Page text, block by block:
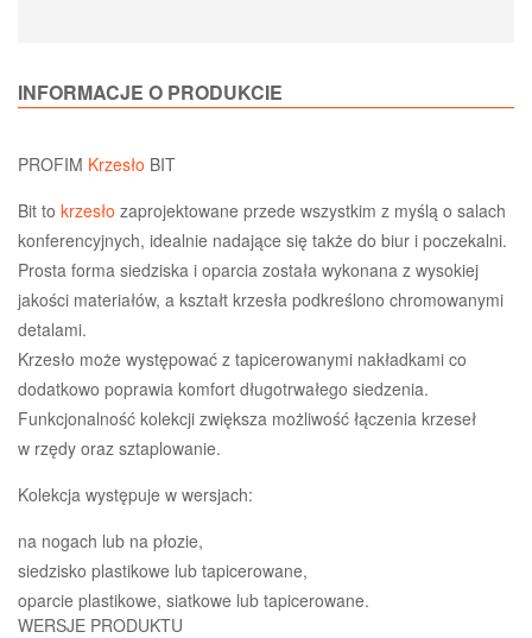
INFORMACJE O PRODUKCIE
PROFIM Krzesło BIT
Bit to krzesło zaprojektowane przede wszystkim z myślą o salach
konferencyjnych, idealnie nadające się także do biur i poczekalni.
Prosta forma siedziska i oparcia została wykonana z wysokiej
jakości materiałów, a kształt krzesła podkreślono chromowanymi
detalami.
Krzesło może występować z tapicerowanymi nakładkami co
dodatkowo poprawia komfort długotrwałego siedzenia.
Funkcjonalność kolekcji zwiększa możliwość łączenia krzeseł
w rzędy oraz sztaplowanie.
Kolekcja występuje w wersjach:
na nogach lub na płozie,
siedzisko plastikowe lub tapicerowane,
oparcie plastikowe, siatkowe lub tapicerowane.
WERSJE PRODUKTU